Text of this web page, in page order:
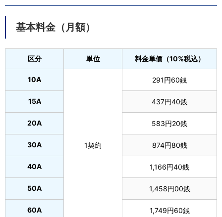
基本料金（月額）
区分 単位 料金単価（10%税込）
10A
1契約
291円60銭
15A 437円40銭
20A 583円20銭
30A 874円80銭
40A 1,166円40銭
50A 1,458円00銭
60A 1,749円60銭